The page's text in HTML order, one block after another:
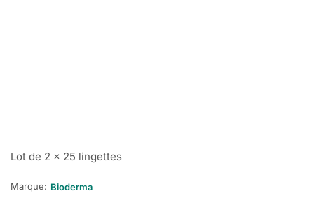
Lot de 2 x 25 lingettes
Marque: Bioderma